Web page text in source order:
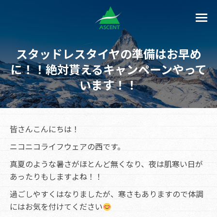
スタッドレスタイヤの準備はお早め
に！！絶対貰えるキャンペーンやって
います！！
皆さんこんにちは！
ニコニコライフウェアの西です。
真夏のような暑さがほとんど無くなり、夜は肌寒い日が
あったりもしますよね！！
過ごしやすくはなりましたが、寒さもありますので体調
にはお気を付けてください